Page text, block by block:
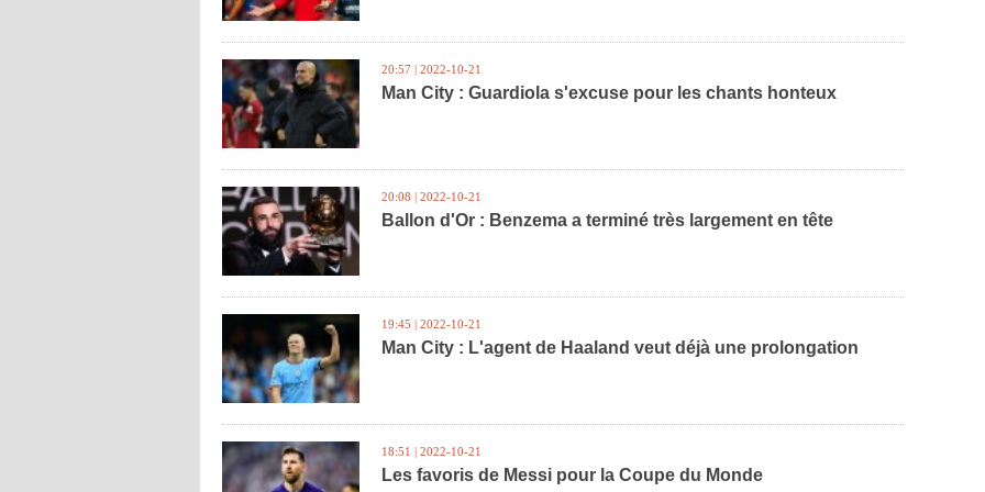
20:57 | 2022-10-21
Man City : Guardiola s'excuse pour les chants honteux
20:08 | 2022-10-21
Ballon d'Or : Benzema a terminé très largement en tête
19:45 | 2022-10-21
Man City : L'agent de Haaland veut déjà une prolongation
18:51 | 2022-10-21
Les favoris de Messi pour la Coupe du Monde